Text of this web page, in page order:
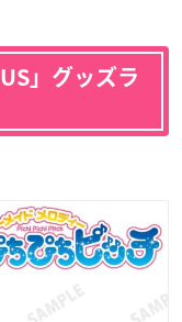
」グッズラ